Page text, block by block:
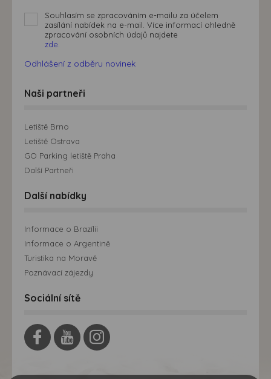
Souhlasím se zpracováním e-mailu za účelem
zasílání nabídek na e-mail. Více informací ohledně
zpracování osobních údajů najdete
zde.
Odhlášení z odběru novinek
Naši partneři
Letiště Brno
Letiště Ostrava
GO Parking letiště Praha
Další Partneři
Další nabídky
Informace o Brazílii
Informace o Argentině
Turistika na Moravě
Poznávací zájezdy
Sociální sítě